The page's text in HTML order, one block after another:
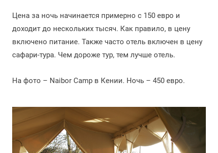
Цена за ночь начинается примерно с 150 евро и
доходит до нескольких тысяч. Как правило, в цену
включено питание. Также часто отель включен в цену
сафари-тура. Чем дороже тур, тем лучше отель.
На фото – Naibor Camp в Кении. Ночь – 450 евро.